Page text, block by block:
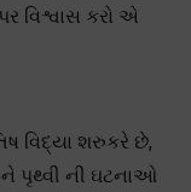
વિશ્વાસ કરો એ
વિદ્યા શરુકરે છે,
પૃથ્વી ની ઘટનાઓ